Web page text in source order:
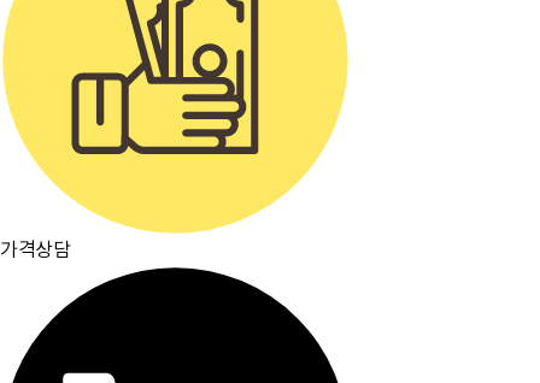
가격상담